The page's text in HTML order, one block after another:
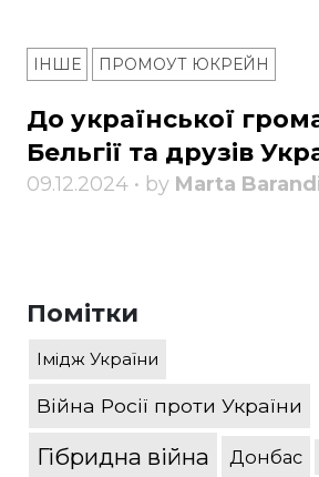
ІНШЕ ПРОМОУТ ЮКРЕЙН
До української
Бельгії та друзів
09.12.2024 • by Marta
Помітки
Імідж України
Війна Росії проти України
Гібридна війна Донбас